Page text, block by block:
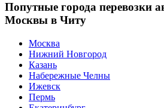
Попутные города перевозки
Москвы в Читу
Москва
Нижний Новгород
Казань
Набережные Челны
Ижевск
Пермь